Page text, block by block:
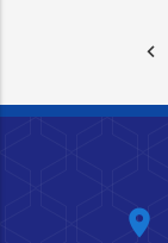
keyboard_arrow_left
place